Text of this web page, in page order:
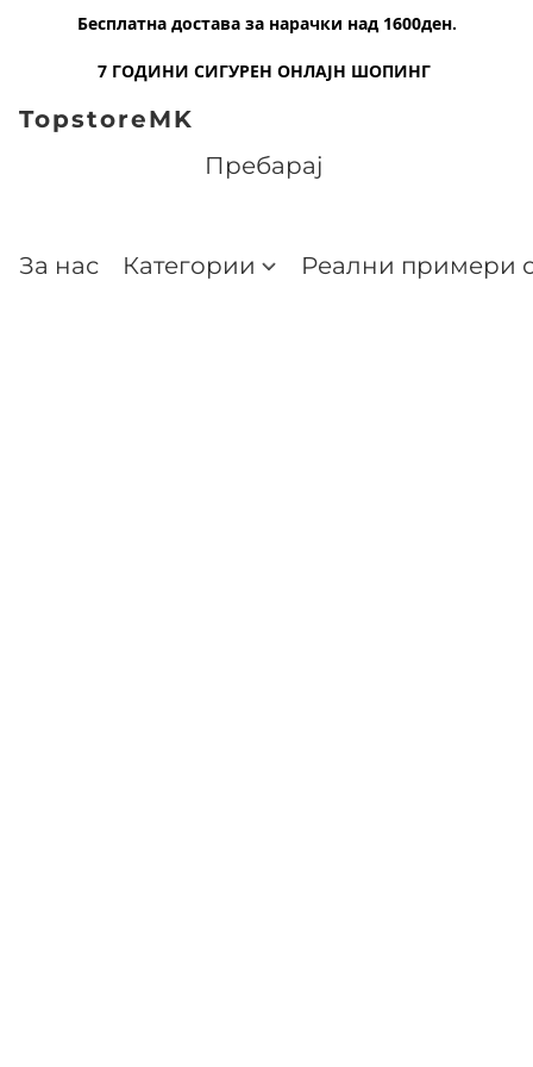
Бесплатна достава за нарачки над 1600ден.
7 ГОДИНИ СИГУРЕН ОНЛАЈН ШОПИНГ
TopstoreMK
За нас Категории Реални примери